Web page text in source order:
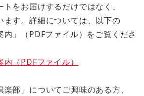
をお届けするだけではなく、
ます。詳細については、以下の
内」（PDFファイル）をご覧くださ
（PDFファイル）
楽部」についてご興味のある方、